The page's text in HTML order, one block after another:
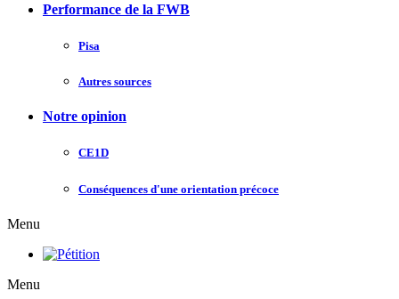
Performance de la FWB
Pisa
Autres sources
Notre opinion
CE1D
Conséquences d'une orientation précoce
Menu
Menu